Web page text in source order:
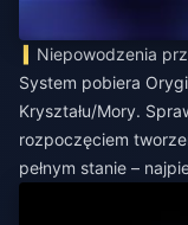
Niepowodzenia
System pobiera
Kryształu/Mory.
rozpoczęciem
pełnym stanie –